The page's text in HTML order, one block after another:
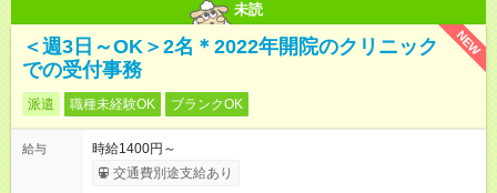
未読
NEW
＜週3日～OK＞2名＊2022年開院のクリニック
での受付事務
派遣 職種未経験OK ブランクOK
給与
時給1400円～
交通費別途支給あり